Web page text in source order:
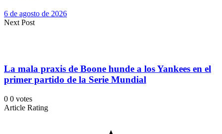
6 de agosto de 2026
Next Post
La mala praxis de Boone hunde a los Yankees en el
primer partido de la Serie Mundial
0 0 votes
Article Rating